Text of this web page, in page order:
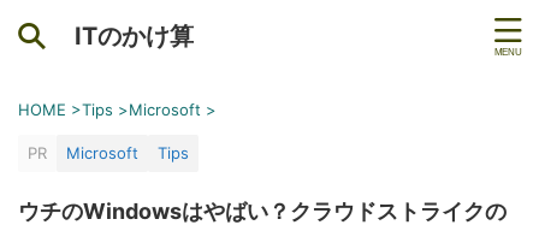
ITのかけ算
HOME >Tips >Microsoft >
PR Microsoft Tips
ウチのWindowsはやばい？クラウドストライクの